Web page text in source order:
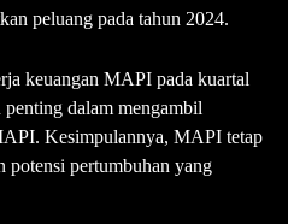
peluang pada tahun 2024.
keuangan MAPI pada kuartal
dalam mengambil
Kesimpulannya, MAPI tetap
potensi pertumbuhan yang